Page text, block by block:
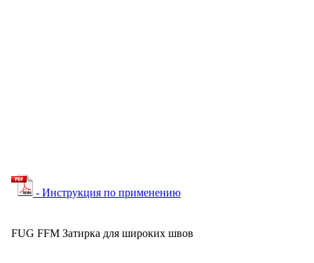
- Инструкция по применению
FUG FFM Затирка для широких швов